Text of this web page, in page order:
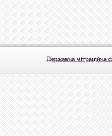
Державна міграційна